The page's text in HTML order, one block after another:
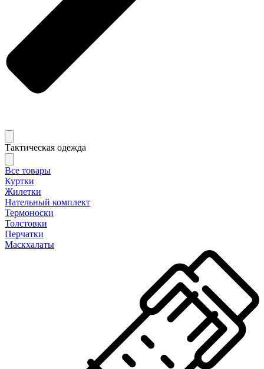
Тактическая одежда
Все товары
Куртки
Жилетки
Нательный комплект
Термоноски
Толстовки
Перчатки
Маскхалаты